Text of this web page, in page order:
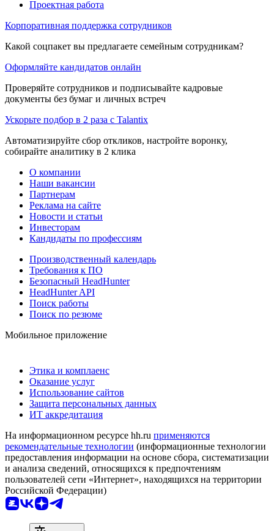
Проектная работа
Корпоративная поддержка сотрудников
Какой соцпакет вы предлагаете семейным сотрудникам?
Оформляйте кандидатов онлайн
Проверяйте сотрудников и подписывайте кадровые
документы без бумаг и личных встреч
Ускорьте подбор в 2 раза с Talantix
Автоматизируйте сбор откликов, настройте воронку,
собирайте аналитику в 2 клика
О компании
Наши вакансии
Партнерам
Реклама на сайте
Новости и статьи
Инвесторам
Кандидаты по профессиям
Производственный календарь
Требования к ПО
Безопасный HeadHunter
HeadHunter API
Поиск работы
Поиск по резюме
Мобильное приложение
Этика и комплаенс
Оказание услуг
Использование сайтов
Защита персональных данных
ИТ аккредитация
На информационном ресурсе hh.ru применяются
рекомендательные технологии (информационные технологии
предоставления информации на основе сбора, систематизации
и анализа сведений, относящихся к предпочтениям
пользователей сети «Интернет», находящихся на территории
Российской Федерации)